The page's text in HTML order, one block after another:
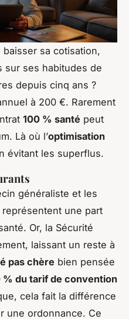
sa cotisation,
sur ses habitudes de
depuis cinq ans ?
à 200 €. Rarement
100 % santé peut
Là où l’optimisation
évitant les superflus.
généraliste et les
une part
Or, la Sécurité
laissant un reste à
pas chère bien pensée
% du tarif de convention
cela fait la différence
une ordonnance. Ce